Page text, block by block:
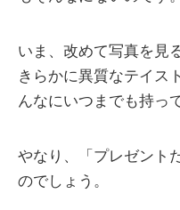
いま、改めて写真を見
きらかに異質なテイス
んなにいつまでも持っ
やなり、「プレゼント
のでしょう。